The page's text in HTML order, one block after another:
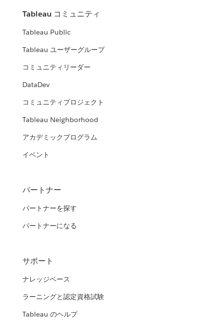
Tableau コミュニティ
Tableau Public
Tableau ユーザーグループ
コミュニティリーダー
DataDev
コミュニティプロジェクト
Tableau Neighborhood
アカデミックプログラム
イベント
パートナー
パートナーを探す
パートナーになる
サポート
ナレッジベース
ラーニングと認定資格試験
Tableau のヘルプ